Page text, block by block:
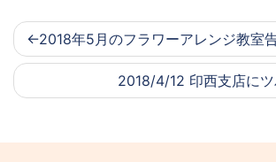
2018年5月のフラワーアレンジ教室
2018/4/12 印西支店に